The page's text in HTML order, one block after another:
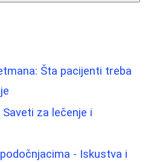
Šta pacijenti treba
za lečenje i
- Iskustva i